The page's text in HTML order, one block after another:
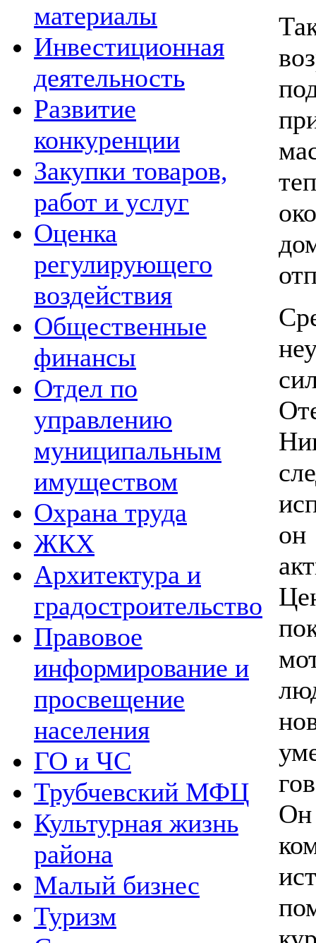
материалы
Инвестиционная
деятельность
Развитие
конкуренции
Закупки товаров,
работ и услуг
Оценка
регулирующего
воздействия
Общественные
финансы
Отдел по
управлению
муниципальным
имуществом
Охрана труда
ЖКХ
Архитектура и
градостроительство
Правовое
информирование и
просвещение
населения
ГО и ЧС
Трубчевский МФЦ
Культурная жизнь
района
Малый бизнес
Туризм